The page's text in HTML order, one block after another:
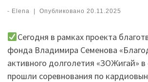
- Elena | Опубликовано 20.11.2025
Сегодня в рамках проекта
фонда Владимира Семенова
активного долголетия «ЗОЖигай» в
прошли соревнования по